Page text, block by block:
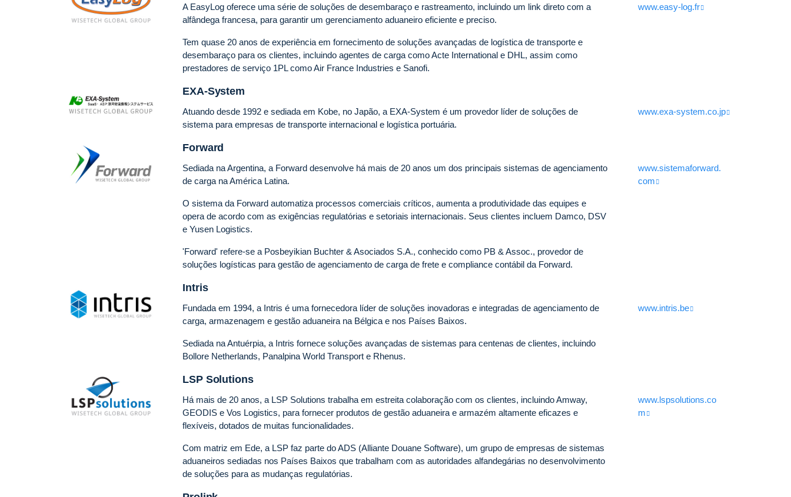
A EasyLog oferece uma série de soluções de desembaraço e rastreamento, incluindo um link direto com a
alfândega francesa, para garantir um gerenciamento aduaneiro eficiente e preciso.
Tem quase 20 anos de experiência em fornecimento de soluções avançadas de logística de transporte e
desembaraço para os clientes, incluindo agentes de carga como Acte International e DHL, assim como
prestadores de serviço 1PL como Air France Industries e Sanofi.
www.easy-log.fr
EXA-System
Atuando desde 1992 e sediada em Kobe, no Japão, a EXA-System é um provedor líder de soluções de
sistema para empresas de transporte internacional e logística portuária.
www.exa-system.co.jp
Forward
Sediada na Argentina, a Forward desenvolve há mais de 20 anos um dos principais sistemas de agenciamento
de carga na América Latina.
O sistema da Forward automatiza processos comerciais críticos, aumenta a produtividade das equipes e
opera de acordo com as exigências regulatórias e setoriais internacionais. Seus clientes incluem Damco, DSV
e Yusen Logistics.
'Forward' refere-se a Posbeyikian Buchter & Asociados S.A., conhecido como PB & Assoc., provedor de
soluções logísticas para gestão de agenciamento de carga de frete e compliance contábil da Forward.
www.sistemaforward.
com
Intris
Fundada em 1994, a Intris é uma fornecedora líder de soluções inovadoras e integradas de agenciamento de
carga, armazenagem e gestão aduaneira na Bélgica e nos Países Baixos.
Sediada na Antuérpia, a Intris fornece soluções avançadas de sistemas para centenas de clientes, incluindo
Bollore Netherlands, Panalpina World Transport e Rhenus.
www.intris.be
LSP Solutions
Há mais de 20 anos, a LSP Solutions trabalha em estreita colaboração com os clientes, incluindo Amway,
GEODIS e Vos Logistics, para fornecer produtos de gestão aduaneira e armazém altamente eficazes e
flexíveis, dotados de muitas funcionalidades.
Com matriz em Ede, a LSP faz parte do ADS (Alliante Douane Software), um grupo de empresas de sistemas
aduaneiros sediadas nos Países Baixos que trabalham com as autoridades alfandegárias no desenvolvimento
de soluções para as mudanças regulatórias.
www.lspsolutions.co
m